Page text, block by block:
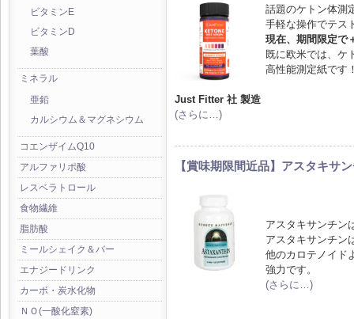
ビタミンE
ビタミンD
葉酸
ミネラル
亜鉛
カルシウム＆マグネシウム
コエンザイムQ10
アルファリポ酸
レスベラトロール
食物繊維
脂肪酸
ミールシェイク＆バー
エナジードリンク
カーボ・炭水化物
ＮＯ(一酸化窒素)
話題のケトン体測
手軽な操作でテス
現在、期間限定で
既に欧米では、ケ
高性能測定紙です
Just Fitter 社 製造
(さらに…)
【賞味期限間近品】アスタキサ
アスタキサンチン
アスタキサンチン
他のカロテノイド
強力です。
(さらに…)